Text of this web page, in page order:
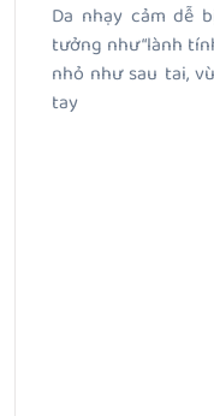
Da nhạy cảm dễ
tưởng như “lành
nhỏ như sau tai,
tay